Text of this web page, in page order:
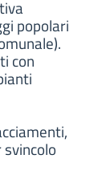
popolari
con